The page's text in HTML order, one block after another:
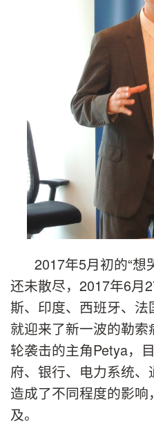
2017年5月初的“想
还未散尽，2017年6月
斯、印度、西班牙、
就迎来了新一波的勒
轮袭击的主角Petya，
府、银行、电力系统
造成了不同程度的影
及。